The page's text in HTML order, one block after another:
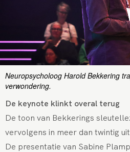
Neuropsycholoog Harold Bekkering
verwondering.
De keynote klinkt overal terug
De toon van Bekkerings
vervolgens in meer dan twintig
De presentatie van Sabine